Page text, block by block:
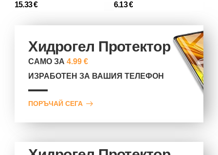
15.33 € 6.13 €
Хидрогел Протектор
САМО ЗА4.99 €
ИЗРАБОТЕН ЗА ВАШИЯ ТЕЛЕФОН
ПОРЪЧАЙ СЕГА